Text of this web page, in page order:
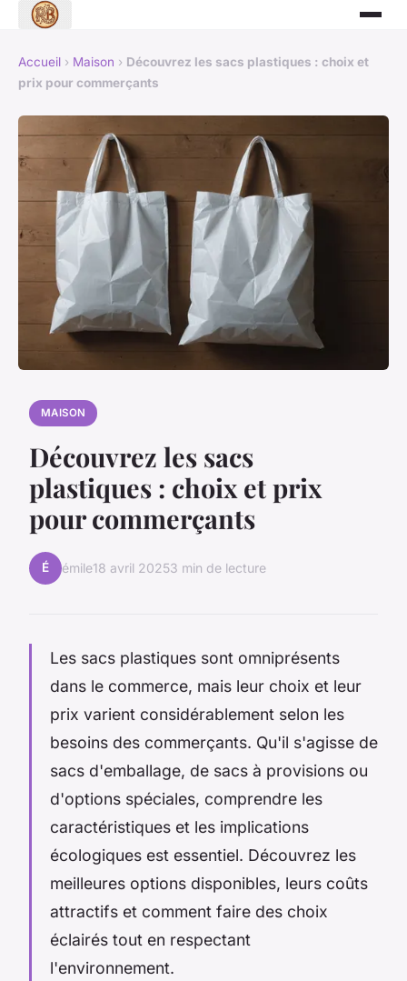
Accueil › Maison › Découvrez les sacs plastiques : choix et
prix pour commerçants
MAISON
Découvrez les sacs
plastiques : choix et prix
pour commerçants
É émile18 avril 20253 min de lecture
Les sacs plastiques sont omniprésents
dans le commerce, mais leur choix et leur
prix varient considérablement selon les
besoins des commerçants. Qu'il s'agisse de
sacs d'emballage, de sacs à provisions ou
d'options spéciales, comprendre les
caractéristiques et les implications
écologiques est essentiel. Découvrez les
meilleures options disponibles, leurs coûts
attractifs et comment faire des choix
éclairés tout en respectant
l'environnement.